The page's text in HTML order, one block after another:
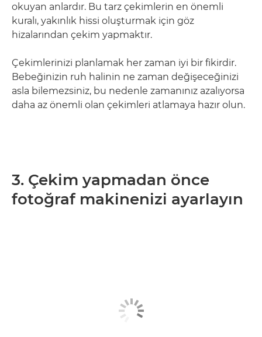
okuyan anlardır. Bu tarz çekimlerin en önemli
kuralı, yakınlık hissi oluşturmak için göz
hizalarından çekim yapmaktır.
Çekimlerinizi planlamak her zaman iyi bir fikirdir.
Bebeğinizin ruh halinin ne zaman değişeceğinizi
asla bilemezsiniz, bu nedenle zamanınız azalıyorsa
daha az önemli olan çekimleri atlamaya hazır olun.
3. Çekim yapmadan önce
fotoğraf makinenizi ayarlayın